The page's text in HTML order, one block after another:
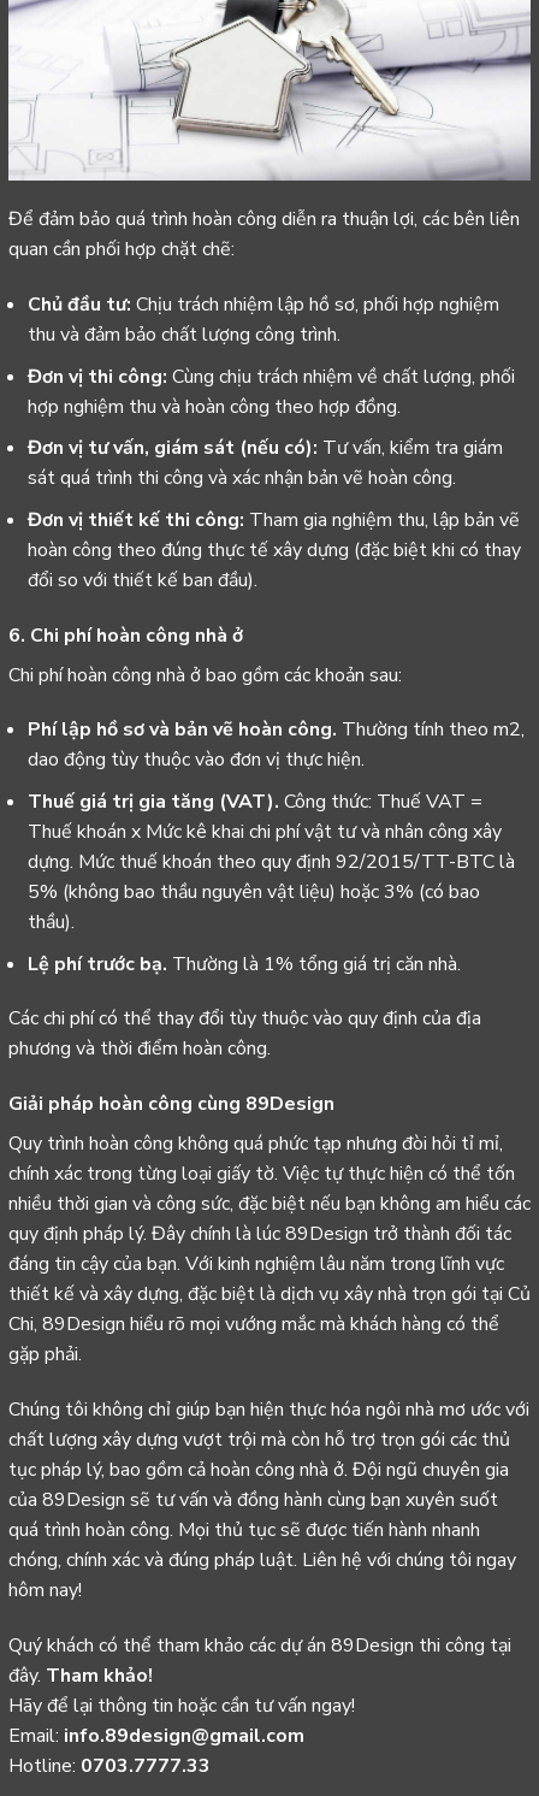
Để đảm bảo quá trình hoàn công diễn ra thuận lợi, các bên liên
quan cần phối hợp chặt chẽ:
Chủ đầu tư: Chịu trách nhiệm lập hồ sơ, phối hợp nghiệm
thu và đảm bảo chất lượng công trình.
Đơn vị thi công: Cùng chịu trách nhiệm về chất lượng, phối
hợp nghiệm thu và hoàn công theo hợp đồng.
Đơn vị tư vấn, giám sát (nếu có): Tư vấn, kiểm tra giám
sát quá trình thi công và xác nhận bản vẽ hoàn công.
Đơn vị thiết kế thi công: Tham gia nghiệm thu, lập bản vẽ
hoàn công theo đúng thực tế xây dựng (đặc biệt khi có thay
đổi so với thiết kế ban đầu).
6. Chi phí hoàn công nhà ở
Chi phí hoàn công nhà ở bao gồm các khoản sau:
Phí lập hồ sơ và bản vẽ hoàn công. Thường tính theo m2,
dao động tùy thuộc vào đơn vị thực hiện.
Thuế giá trị gia tăng (VAT). Công thức: Thuế VAT =
Thuế khoán x Mức kê khai chi phí vật tư và nhân công xây
dựng. Mức thuế khoán theo quy định 92/2015/TT-BTC là
5% (không bao thầu nguyên vật liệu) hoặc 3% (có bao
thầu).
Lệ phí trước bạ. Thường là 1% tổng giá trị căn nhà.
Các chi phí có thể thay đổi tùy thuộc vào quy định của địa
phương và thời điểm hoàn công.
Giải pháp hoàn công cùng 89Design
Quy trình hoàn công không quá phức tạp nhưng đòi hỏi tỉ mỉ,
chính xác trong từng loại giấy tờ. Việc tự thực hiện có thể tốn
nhiều thời gian và công sức, đặc biệt nếu bạn không am hiểu các
quy định pháp lý. Đây chính là lúc 89Design trở thành đối tác
đáng tin cậy của bạn. Với kinh nghiệm lâu năm trong lĩnh vực
thiết kế và xây dựng, đặc biệt là dịch vụ xây nhà trọn gói tại Củ
Chi, 89Design hiểu rõ mọi vướng mắc mà khách hàng có thể
gặp phải.
Chúng tôi không chỉ giúp bạn hiện thực hóa ngôi nhà mơ ước với
chất lượng xây dựng vượt trội mà còn hỗ trợ trọn gói các thủ
tục pháp lý, bao gồm cả hoàn công nhà ở. Đội ngũ chuyên gia
của 89Design sẽ tư vấn và đồng hành cùng bạn xuyên suốt
quá trình hoàn công. Mọi thủ tục sẽ được tiến hành nhanh
chóng, chính xác và đúng pháp luật. Liên hệ với chúng tôi ngay
hôm nay!
Quý khách có thể tham khảo các dự án 89Design thi công tại
đây. Tham khảo!
Hãy để lại thông tin hoặc cần tư vấn ngay!
Email: info.89design@gmail.com
Hotline: 0703.7777.33